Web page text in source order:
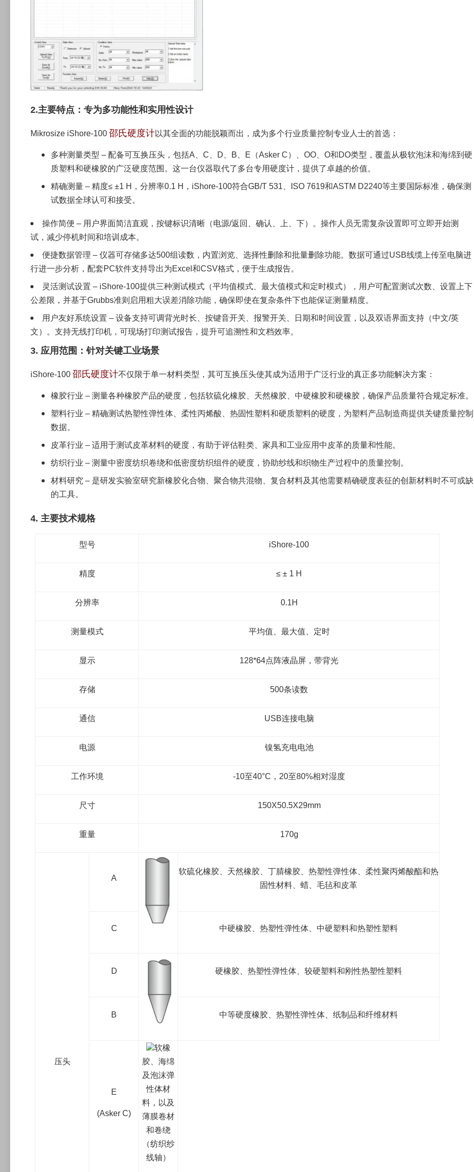
2.主要特点：专为多功能性和实用性设计
Mikrosize iShore-100 邵氏硬度计以其全面的功能脱颖而出，成为多个行业质量控制专业人士的首选：
多种测量类型 – 配备可互换压头，包括A、C、D、B、E（Asker C）、OO、O和DO类型，覆盖从极软泡沫和海绵到硬
质塑料和硬橡胶的广泛硬度范围。这一台仪器取代了多台专用硬度计，提供了卓越的价值。
精确测量 – 精度≤ ±1 H，分辨率0.1 H，iShore-100符合GB/T 531、ISO 7619和ASTM D2240等主要国际标准，确保测
试数据全球认可和接受。
操作简便 – 用户界面简洁直观，按键标识清晰（电源/返回、确认、上、下）。操作人员无需复杂设置即可立即开始测
试，减少停机时间和培训成本。
便捷数据管理 – 仪器可存储多达500组读数，内置浏览、选择性删除和批量删除功能。数据可通过USB线缆上传至电脑进
行进一步分析，配套PC软件支持导出为Excel和CSV格式，便于生成报告。
灵活测试设置 – iShore-100提供三种测试模式（平均值模式、最大值模式和定时模式），用户可配置测试次数、设置上下
公差限，并基于Grubbs准则启用粗大误差消除功能，确保即使在复杂条件下也能保证测量精度。
用户友好系统设置 – 设备支持可调背光时长、按键音开关、报警开关、日期和时间设置，以及双语界面支持（中文/英
文）。支持无线打印机，可现场打印测试报告，提升可追溯性和文档效率。
3. 应用范围：针对关键工业场景
iShore-100 邵氏硬度计不仅限于单一材料类型，其可互换压头使其成为适用于广泛行业的真正多功能解决方案：
橡胶行业 – 测量各种橡胶产品的硬度，包括软硫化橡胶、天然橡胶、中硬橡胶和硬橡胶，确保产品质量符合规定标准。
塑料行业 – 精确测试热塑性弹性体、柔性丙烯酸、热固性塑料和硬质塑料的硬度，为塑料产品制造商提供关键质量控制
数据。
皮革行业 – 适用于测试皮革材料的硬度，有助于评估鞋类、家具和工业应用中皮革的质量和性能。
纺织行业 – 测量中密度纺织卷绕和低密度纺织组件的硬度，协助纱线和织物生产过程中的质量控制。
材料研究 – 是研发实验室研究新橡胶化合物、聚合物共混物、复合材料及其他需要精确硬度表征的创新材料时不可或缺
的工具。
4. 主要技术规格
型号 iShore-100
精度 ≤ ± 1 H
分辨率 0.1H
测量模式 平均值、最大值、定时
显示 128*64点阵液晶屏，带背光
存储 500条读数
通信 USB连接电脑
电源 镍氢充电电池
工作环境 -10至40°C，20至80%相对湿度
尺寸 150X50.5X29mm
重量 170g
压头
A
软硫化橡胶、天然橡胶、丁腈橡胶、热塑性弹性体、柔性聚丙烯酸酯和热
固性材料、蜡、毛毡和皮革
C 中硬橡胶、热塑性弹性体、中硬塑料和热塑性塑料
D 硬橡胶、热塑性弹性体、较硬塑料和刚性热塑性塑料
B 中等硬度橡胶、热塑性弹性体、纸制品和纤维材料
E
(Asker C)
软橡
胶、海绵
及泡沫弹
性体材
料，以及
薄膜卷材
和卷绕
（纺织纱
线轴）